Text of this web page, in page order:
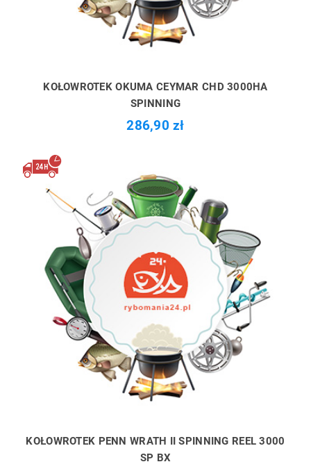
KOŁOWROTEK OKUMA CEYMAR CHD 3000HA
SPINNING
286,90 zł
KOŁOWROTEK PENN WRATH II SPINNING REEL 3000
SP BX